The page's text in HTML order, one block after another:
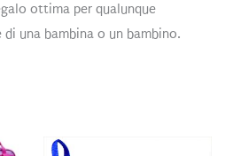
ottima per qualunque
una bambina o un bambino.